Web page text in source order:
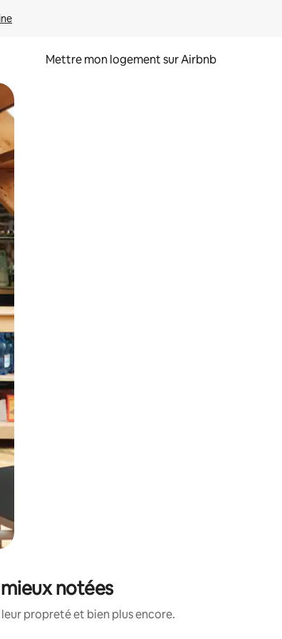
Mettre mon logement sur Airbnb
notées
propreté et bien plus encore.